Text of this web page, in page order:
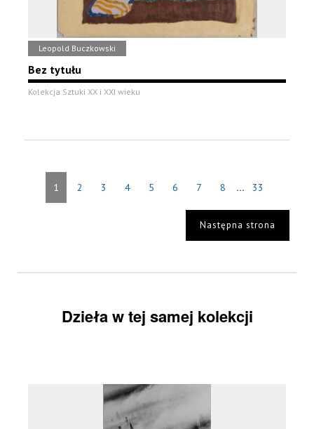
Leopold Buczkowski
Bez tytułu
Kolekcja Sztuki XX i XXI wieku
1 2 3 4 5 6 7 8 ... 33
Następna strona
Dzieła w tej samej kolekcji